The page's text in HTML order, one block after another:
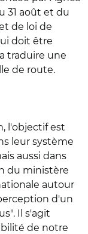
31 août et du
de loi de
doit être
traduire une
de route.
l'objectif est
leur système
aussi dans
du ministère
autour
d'un
Il s'agit
de notre